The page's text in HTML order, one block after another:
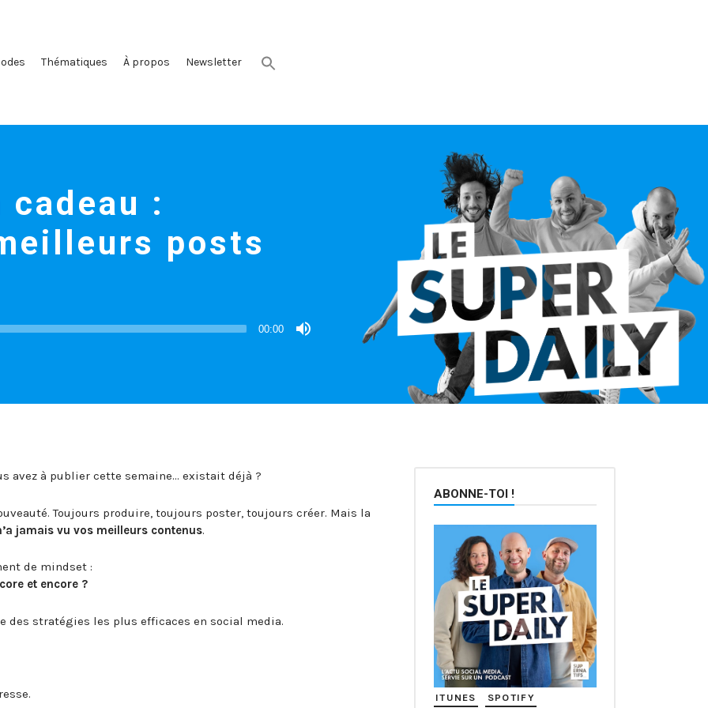
Thématiques À propos Newsletter
:
posts
00:00
avez à publier cette semaine… existait déjà ?
Toujours produire, toujours poster, toujours créer. Mais la
jamais vu vos meilleurs contenus.
de mindset :
et encore ?
des stratégies les plus efficaces en social media.
ABONNE-TOI !
ITUNES SPOTIFY